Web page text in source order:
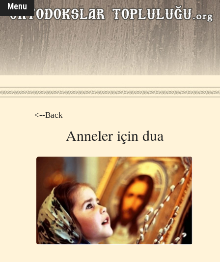
Menu
<--Back
Anneler için dua